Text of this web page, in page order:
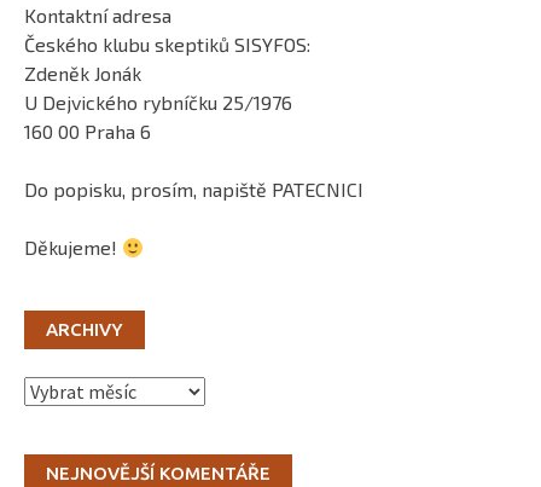
Kontaktní adresa
Českého klubu skeptiků SISYFOS:
Zdeněk Jonák
U Dejvického rybníčku 25/1976
160 00 Praha 6
Do popisku, prosím, napiště PATECNICI
Děkujeme!
ARCHIVY
Archivy
NEJNOVĚJŠÍ KOMENTÁŘE